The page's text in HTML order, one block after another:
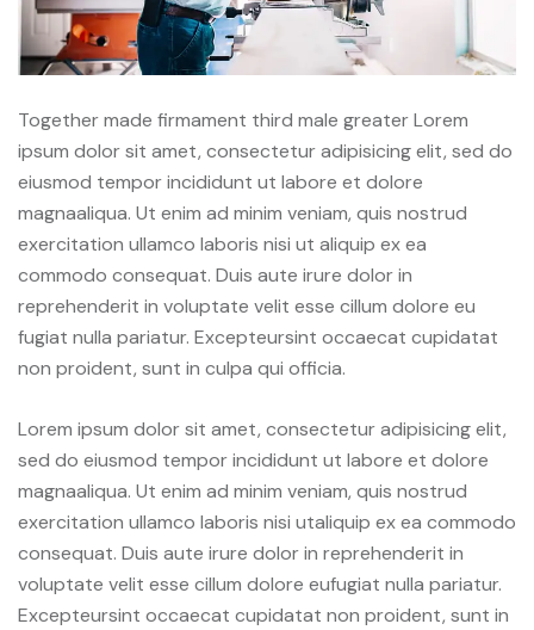
Together made firmament third male greater Lorem
ipsum dolor sit amet, consectetur adipisicing elit, sed do
eiusmod tempor incididunt ut labore et dolore
magnaaliqua. Ut enim ad minim veniam, quis nostrud
exercitation ullamco laboris nisi ut aliquip ex ea
commodo consequat. Duis aute irure dolor in
reprehenderit in voluptate velit esse cillum dolore eu
fugiat nulla pariatur. Excepteursint occaecat cupidatat
non proident, sunt in culpa qui officia.
Lorem ipsum dolor sit amet, consectetur adipisicing elit,
sed do eiusmod tempor incididunt ut labore et dolore
magnaaliqua. Ut enim ad minim veniam, quis nostrud
exercitation ullamco laboris nisi utaliquip ex ea commodo
consequat. Duis aute irure dolor in reprehenderit in
voluptate velit esse cillum dolore eufugiat nulla pariatur.
Excepteursint occaecat cupidatat non proident, sunt in